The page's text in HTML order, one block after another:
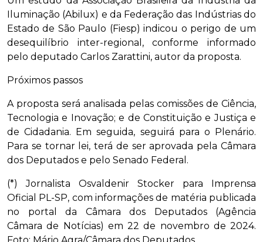
Iluminação (Abilux) e da Federação das Indústrias do
Estado de São Paulo (Fiesp) indicou o perigo de um
desequilíbrio inter-regional, conforme informado
pelo deputado Carlos Zarattini, autor da proposta.
Próximos passos
A proposta será analisada pelas comissões de Ciência,
Tecnologia e Inovação; e de Constituição e Justiça e
de Cidadania. Em seguida, seguirá para o Plenário.
Para se tornar lei, terá de ser aprovada pela Câmara
dos Deputados e pelo Senado Federal.
(*) Jornalista Osvaldenir Stocker para Imprensa
Oficial PL-SP, com informações de matéria publicada
no portal da Câmara dos Deputados (Agência
Câmara de Notícias) em 22 de novembro de 2024.